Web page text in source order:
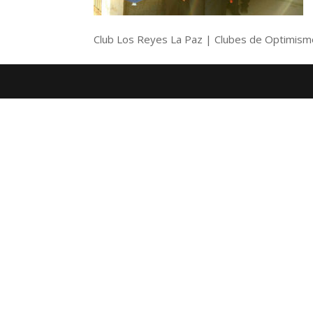
Club Los Reyes La Paz | Clubes de